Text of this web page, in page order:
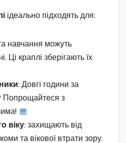
ідеально підходять для:
навчання можуть
Ці краплі зберігають їх
: Довгі години за
з
віку: захищають від
та вікової втрати зору.